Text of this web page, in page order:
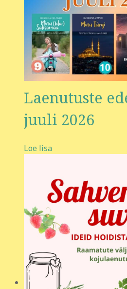
Laenutuste
juuli 2026
Loe lisa